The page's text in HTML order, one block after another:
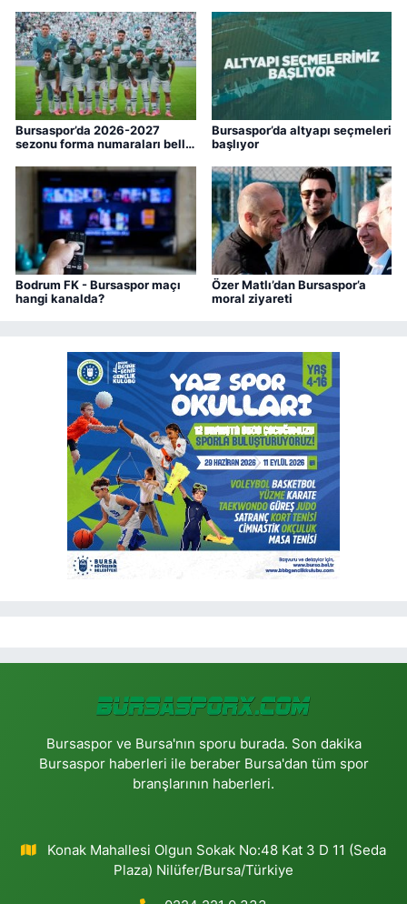
Bursaspor’da 2026-2027
sezonu forma numaraları belli
Bursaspor’da altyapı seçmeleri
başlıyor
Bodrum FK - Bursaspor maçı
hangi kanalda?
Özer Matlı’dan Bursaspor’a
moral ziyareti
Bursaspor ve Bursa'nın sporu burada. Son dakika
Bursaspor haberleri ile beraber Bursa'dan tüm spor
branşlarının haberleri.
Konak Mahallesi Olgun Sokak No:48 Kat 3 D 11 (Seda
Plaza) Nilüfer/Bursa/Türkiye